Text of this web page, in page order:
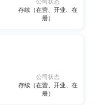
公司状态
存续（在营、开业、在
册）
公司状态
存续（在营、开业、在
册）